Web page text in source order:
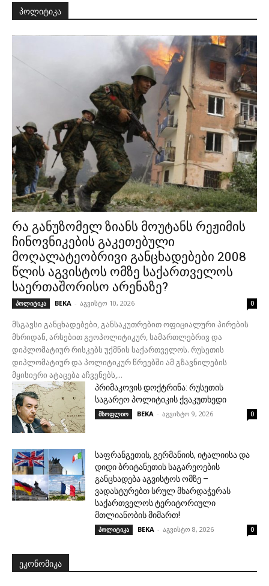
პოლიტიკა
რა განუზომელ ზიანს მოუტანს რეჟიმის
ჩინოვნიკების გაკეთებული
მოღალატეობრივი განცხადებები 2008
წლის აგვისტოს ომზე საქართველოს
საერთაშორისო არენაზე?
პოლიტიკა BEKA - აგვისტო 10, 2026 0
მსგავსი განცხადებები, განსაკუთრებით ოფიციალური პირების
მხრიდან, არსებით გეოპოლიტიკურ, სამართლებრივ და
დიპლომატიურ რისკებს უქმნის საქართველოს. რუსეთის
დიპლომატიურ და პოლიტიკურ წრეებში ამ გზავნილების
მყისიერი ატაცება აჩვენებს,...
პრიმაკოვის დოქტრინა: რუსეთის
საგარეო პოლიტიკის ქვაკუთხედი
მსოფლიო BEKA - აგვისტო 9, 2026 0
საფრანგეთის, გერმანიის, იტალიისა და
დიდი ბრიტანეთის საგარეოების
განცხადება აგვისტოს ომზე –
ვადასტურებთ სრულ მხარდაჭერას
საქართველოს ტერიტორიული
მთლიანობის მიმართ!
პოლიტიკა BEKA - აგვისტო 8, 2026 0
ᲔᲙᲝᲜᲝᲛᲘᲙᲐ